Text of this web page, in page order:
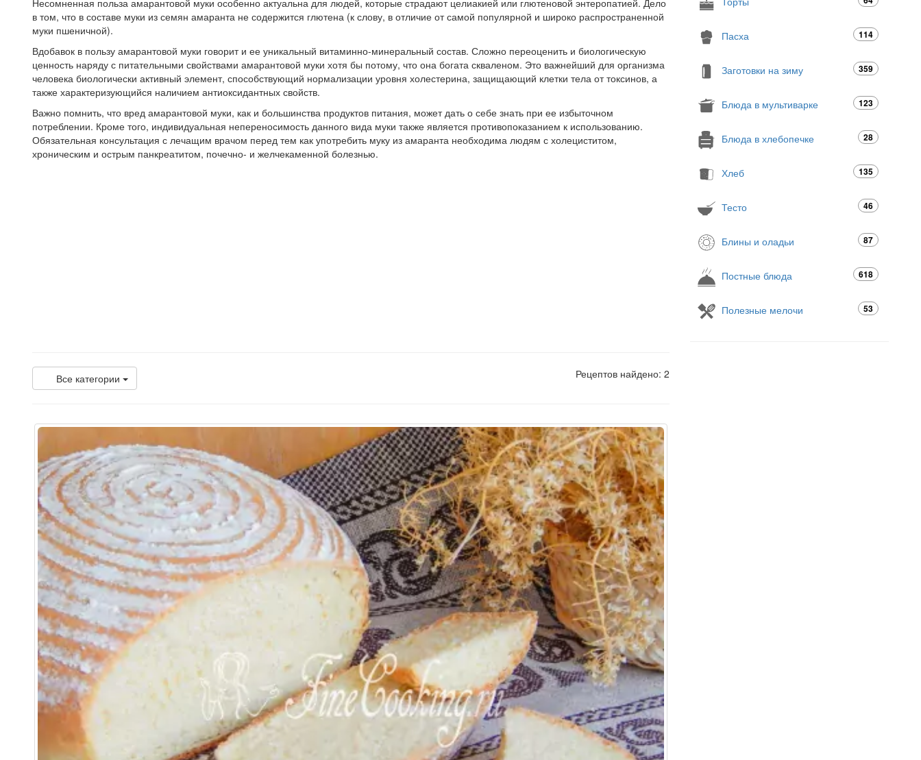
Несомненная польза амарантовой муки особенно актуальна для людей, которые страдают целиакией или глютеновой энтеропатией. Дело
в том, что в составе муки из семян амаранта не содержится глютена (к слову, в отличие от самой популярной и широко распространенной
муки пшеничной).
Вдобавок в пользу амарантовой муки говорит и ее уникальный витаминно-минеральный состав. Сложно переоценить и биологическую
ценность наряду с питательными свойствами амарантовой муки хотя бы потому, что она богата скваленом. Это важнейший для организма
человека биологически активный элемент, способствующий нормализации уровня холестерина, защищающий клетки тела от токсинов, а
также характеризующийся наличием антиоксидантных свойств.
Важно помнить, что вред амарантовой муки, как и большинства продуктов питания, может дать о себе знать при ее избыточном
потреблении. Кроме того, индивидуальная непереносимость данного вида муки также является противопоказанием к использованию.
Обязательная консультация с лечащим врачом перед тем как употребить муку из амаранта необходима людям с холециститом,
хроническим и острым панкреатитом, почечно- и желчекаменной болезнью.
Все категории Рецептов найдено: 2
Пасха 114
Заготовки на зиму 359
Блюда в мультиварке 123
Блюда в хлебопечке 28
Хлеб 135
Тесто 46
Блины и оладьи 87
Постные блюда 618
Полезные мелочи 53